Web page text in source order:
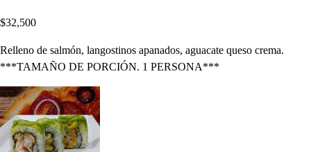
$32,500
Relleno de salmón, langostinos apanados, aguacate queso crema.
***TAMAÑO DE PORCIÓN. 1 PERSONA***